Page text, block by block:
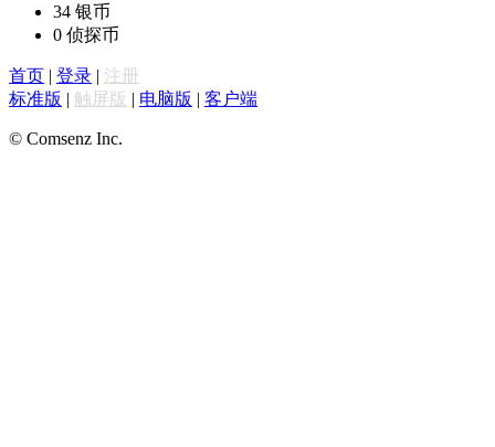
34 银币
0 侦探币
首页 | 登录 | 注册
标准版 | 触屏版 | 电脑版 | 客户端
© Comsenz Inc.